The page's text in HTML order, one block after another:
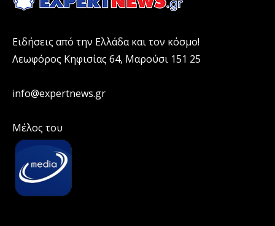
Ειδήσεις από την Ελλάδα και τον κόσμο!
Λεωφόρος Κηφισίας 64, Μαρούσι 151 25
info@expertnews.gr
Μέλος του